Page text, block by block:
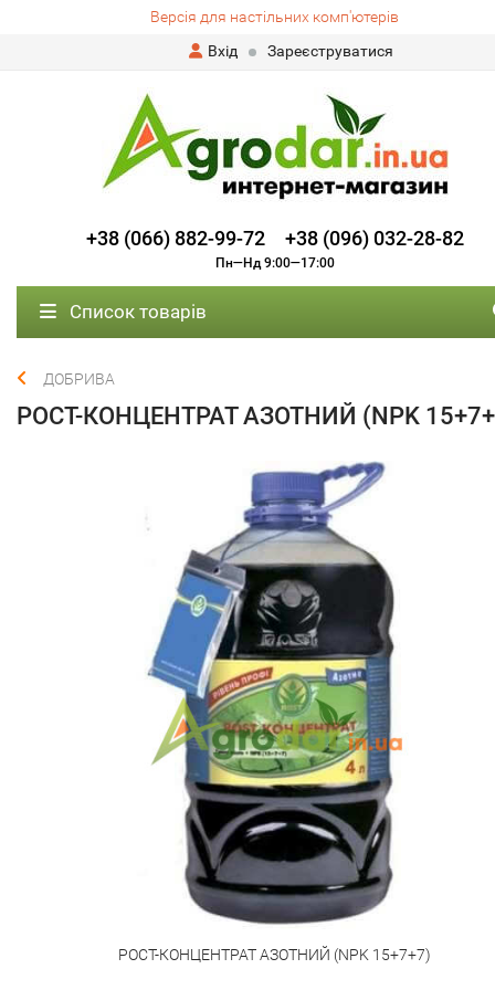
Версія для настільних комп'ютерів
Вхід
Зареєструватися
+38 (066) 882-99-72 +38 (096) 032-28-82
Пн—Нд 9:00—17:00
Список товарів
ДОБРИВА
РОСТ-КОНЦЕНТРАТ АЗОТНИЙ (NPK
РОСТ-КОНЦЕНТРАТ АЗОТНИЙ (NPK 15+7+7)